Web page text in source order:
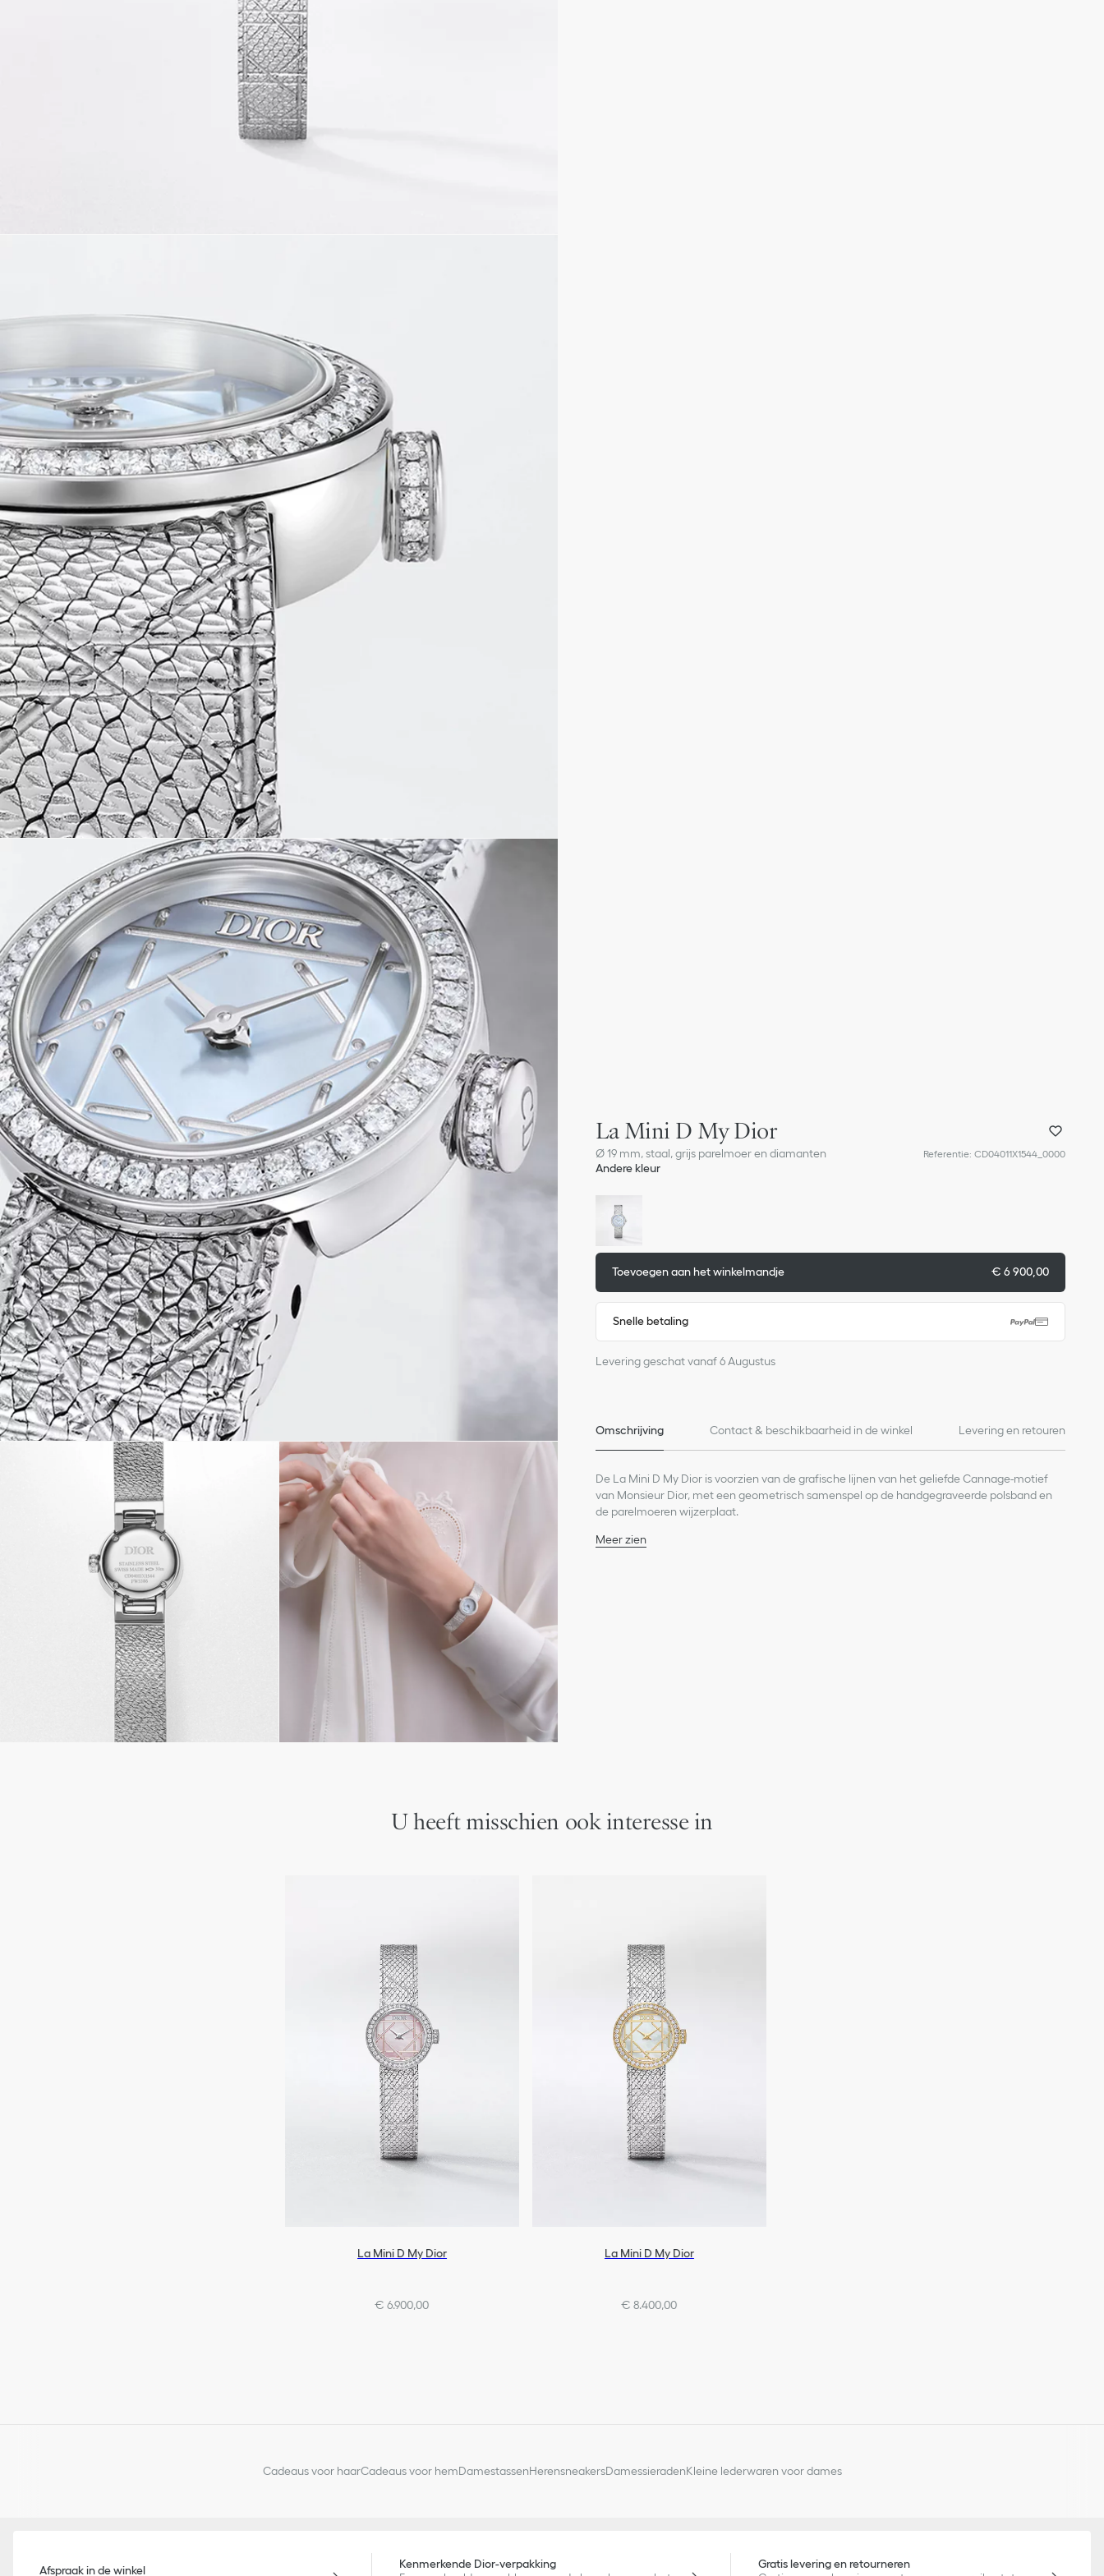
La Mini D My Dior
Ø 19 mm, staal, grijs parelmoer en diamanten Referentie:CD04011X1544_0000
Andere kleur
Toevoegen aan het winkelmandje € 6 900,00
Snelle betaling
Levering geschat vanaf 6 Augustus
Omschrijving Contact & beschikbaarheid in de winkel Levering en retouren
De La Mini D My Dior is voorzien van de grafische lijnen van het geliefde Cannage-motief
van Monsieur Dior, met een geometrisch samenspel op de handgegraveerde polsband en
de parelmoeren wijzerplaat.
Meer zien
U heeft misschien ook interesse in
La Mini D My Dior
€ 6.900,00
La Mini D My Dior
€ 8.400,00
Cadeaus voor haarCadeaus voor hemDamestassenHerensneakersDamessieradenKleine lederwaren voor dames
Afspraak in de winkel
Kenmerkende Dior-verpakking
Gratis levering en retourneren